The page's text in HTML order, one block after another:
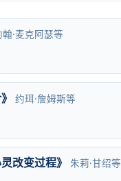
翰·麦克阿瑟等
约珥·詹姆斯等
改变过程》 朱莉·甘绍等